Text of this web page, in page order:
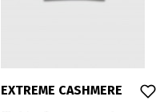
EXTREME CASHMERE